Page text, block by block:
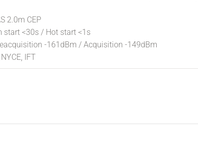
2.0m CEP
start <30s / Hot start <1s
-161dBm / Acquisition -149dBm
IFT